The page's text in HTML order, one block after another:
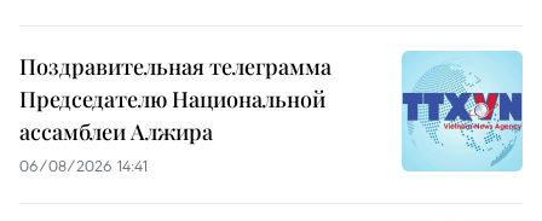
Поздравительная телеграмма
Председателю Национальной
ассамблеи Алжира
06/08/2026 14:41